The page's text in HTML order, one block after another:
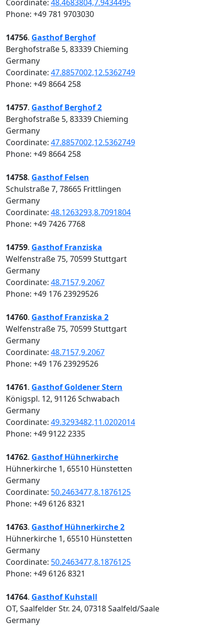
Coordinate: 48.4683804,7.9434495
Phone: +49 781 9703030
14756. Gasthof Berghof
Berghofstraße 5, 83339 Chieming
Germany
Coordinate: 47.8857002,12.5362749
Phone: +49 8664 258
14757. Gasthof Berghof 2
Berghofstraße 5, 83339 Chieming
Germany
Coordinate: 47.8857002,12.5362749
Phone: +49 8664 258
14758. Gasthof Felsen
Schulstraße 7, 78665 Frittlingen
Germany
Coordinate: 48.1263293,8.7091804
Phone: +49 7426 7768
14759. Gasthof Franziska
Welfenstraße 75, 70599 Stuttgart
Germany
Coordinate: 48.7157,9.2067
Phone: +49 176 23929526
14760. Gasthof Franziska 2
Welfenstraße 75, 70599 Stuttgart
Germany
Coordinate: 48.7157,9.2067
Phone: +49 176 23929526
14761. Gasthof Goldener Stern
Königspl. 12, 91126 Schwabach
Germany
Coordinate: 49.3293482,11.0202014
Phone: +49 9122 2335
14762. Gasthof Hühnerkirche
Hühnerkirche 1, 65510 Hünstetten
Germany
Coordinate: 50.2463477,8.1876125
Phone: +49 6126 8321
14763. Gasthof Hühnerkirche 2
Hühnerkirche 1, 65510 Hünstetten
Germany
Coordinate: 50.2463477,8.1876125
Phone: +49 6126 8321
14764. Gasthof Kuhstall
OT, Saalfelder Str. 24, 07318 Saalfeld/Saale
Germany